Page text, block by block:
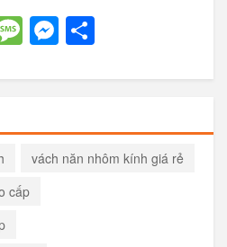
Message
Messenger
vách năn nhôm kính giá rẻ
cấp